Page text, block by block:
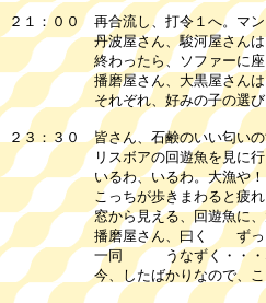
２１：００ 再合流し、打令１へ。マ
丹波屋さん、駿河屋さんは、初マ
終わったら、ソファーに座って待
播磨屋さん、大黒屋さんは、今
それぞれ、好みの子の選び、
２３：３０ 皆さん、石鹸のいい匂い
リスボアの回遊魚を見に行こ
いるわ、いるわ。大漁や！ 私も
こっちが歩きまわると疲れるの
窓から見える、回遊魚に、大黒屋
播磨屋さん、曰く ずっと、歩
一同 うなずく・・・な
今、したばかりなので、ここで